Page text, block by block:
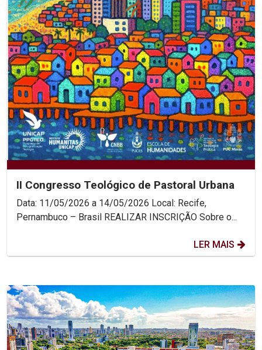
II Congresso Teológico de Pastoral Urbana
Data: 11/05/2026 a 14/05/2026 Local: Recife,
Pernambuco – Brasil REALIZAR INSCRIÇÃO Sobre o...
LER MAIS